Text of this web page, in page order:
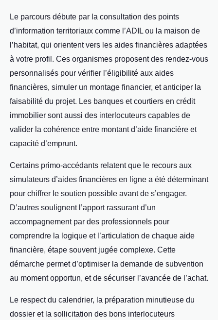
Le parcours débute par la consultation des points
d’information territoriaux comme l’ADIL ou la maison de
l’habitat, qui orientent vers les aides financières adaptées
à votre profil. Ces organismes proposent des rendez-vous
personnalisés pour vérifier l’éligibilité aux aides
financières, simuler un montage financier, et anticiper la
faisabilité du projet. Les banques et courtiers en crédit
immobilier sont aussi des interlocuteurs capables de
valider la cohérence entre montant d’aide financière et
capacité d’emprunt.
Certains primo-accédants relatent que le recours aux
simulateurs d’aides financières en ligne a été déterminant
pour chiffrer le soutien possible avant de s’engager.
D’autres soulignent l’apport rassurant d’un
accompagnement par des professionnels pour
comprendre la logique et l’articulation de chaque aide
financière, étape souvent jugée complexe. Cette
démarche permet d’optimiser la demande de subvention
au moment opportun, et de sécuriser l’avancée de l’achat.
Le respect du calendrier, la préparation minutieuse du
dossier et la sollicitation des bons interlocuteurs